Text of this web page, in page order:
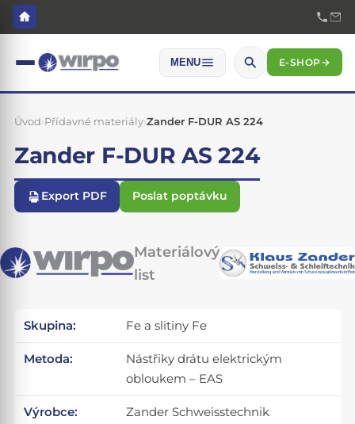
MENU E-SHOP→
Úvod›Přídavné materiály›Zander F-DUR AS 224
Zander F-DUR AS 224
Export PDF Poslat poptávku
Materiálový
list
Skupina: Fe a slitiny Fe
Metoda:
Nástřiky drátu elektrickým
obloukem – EAS
Výrobce: Zander Schweisstechnik